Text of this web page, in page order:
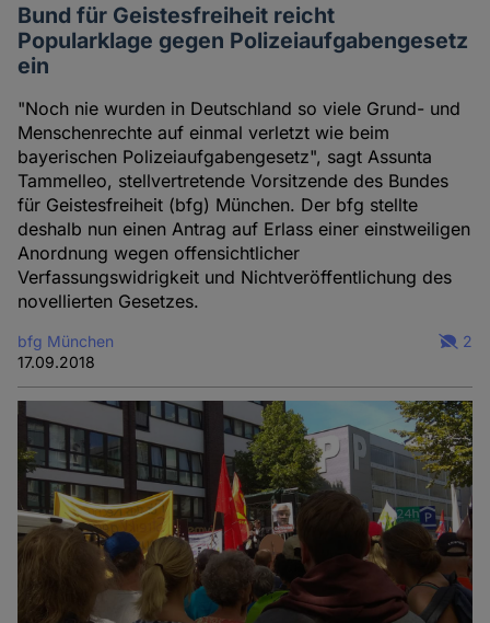
Bund für Geistesfreiheit reicht
Popularklage gegen Polizeiaufgabengesetz
ein
"Noch nie wurden in Deutschland so viele Grund- und
Menschenrechte auf einmal verletzt wie beim
bayerischen Polizeiaufgabengesetz", sagt Assunta
Tammelleo, stellvertretende Vorsitzende des Bundes
für Geistesfreiheit (bfg) München. Der bfg stellte
deshalb nun einen Antrag auf Erlass einer einstweiligen
Anordnung wegen offensichtlicher
Verfassungswidrigkeit und Nichtveröffentlichung des
novellierten Gesetzes.
bfg München
17.09.2018
2